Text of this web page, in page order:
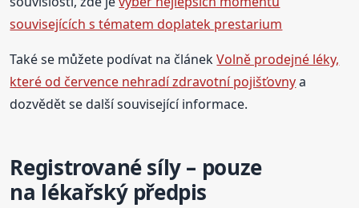
souvisejících s tématem doplatek prestarium
Také se můžete podívat na článekVolně prodejné léky,
které od července nehradí zdravotní pojišťovnya
dozvědět se další související informace.
Registrované síly – pouze
na lékařský předpis